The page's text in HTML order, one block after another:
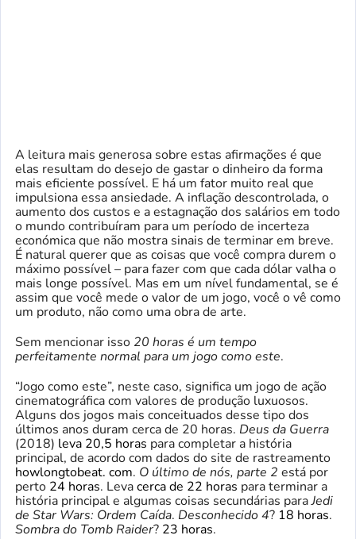
A leitura mais generosa sobre estas afirmações é que
elas resultam do desejo de gastar o dinheiro da forma
mais eficiente possível. E há um fator muito real que
impulsiona essa ansiedade. A inflação descontrolada, o
aumento dos custos e a estagnação dos salários em todo
o mundo contribuíram para um período de incerteza
económica que não mostra sinais de terminar em breve.
É natural querer que as coisas que você compra durem o
máximo possível – para fazer com que cada dólar valha o
mais longe possível. Mas em um nível fundamental, se é
assim que você mede o valor de um jogo, você o vê como
um produto, não como uma obra de arte.
Sem mencionar isso 20 horas é um tempo
perfeitamente normal para um jogo como este.
“Jogo como este”, neste caso, significa um jogo de ação
cinematográfica com valores de produção luxuosos.
Alguns dos jogos mais conceituados desse tipo dos
últimos anos duram cerca de 20 horas. Deus da Guerra
(2018) leva 20,5 horas para completar a história
principal, de acordo com dados do site de rastreamento
howlongtobeat. com. O último de nós, parte 2 está por
perto 24 horas. Levacerca de 22 horas para terminar a
história principal e algumas coisas secundárias paraJedi
de Star Wars: Ordem Caída. Desconhecido 4? 18 horas.
Sombra do Tomb Raider? 23 horas.